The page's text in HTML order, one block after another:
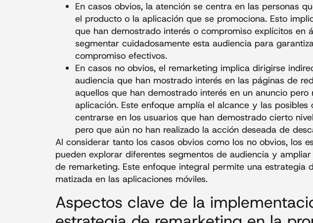
En casos obvios, la atención se centra en las personas
el producto o la aplicación que se promociona. Esto
que han demostrado interés o compromiso explícitos en
segmentar cuidadosamente esta audiencia para
compromiso efectivos.
En casos no obvios, el remarketing implica dirigirse
audiencia que han mostrado interés en las páginas de
aquellos que han demostrado interés en un anuncio pero
aplicación. Este enfoque amplía el alcance y las posibles
centrarse en los usuarios que han demostrado cierto
pero que aún no han realizado la acción deseada de
Al considerar tanto los casos obvios como los no obvios, los
pueden explorar diferentes segmentos de audiencia y
de remarketing. Este enfoque integral permite una estrategia
matizada en las aplicaciones móviles.
Aspectos clave de la